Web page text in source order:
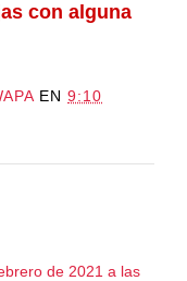
con alguna
EN 9:10
de 2021 a las